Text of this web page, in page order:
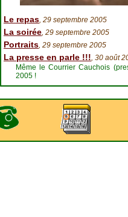
Le repas, 29 septembre 2005
La soirée, 29 septembre 2005
Portraits, 29 septembre 2005
La presse en parle !!!, 30 août
Même le Courrier Cauchois
2005 !